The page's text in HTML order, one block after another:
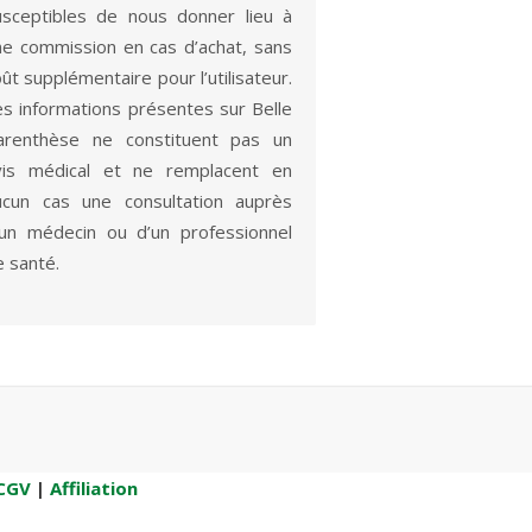
de nous donner lieu à
commission en cas d’achat, sans
supplémentaire pour l’utilisateur.
informations présentes sur Belle
ne constituent pas un
médical et ne remplacent en
cas une consultation auprès
médecin ou d’un professionnel
santé.
| Affiliation